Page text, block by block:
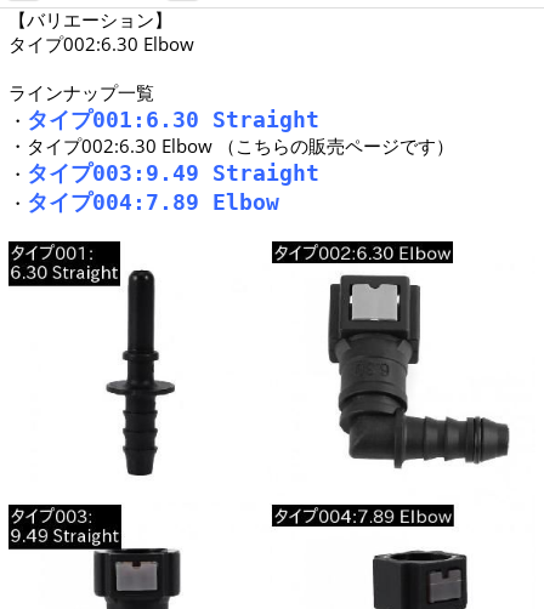
【バリエーション】
タイプ002:6.30 Elbow
ラインナップ一覧
・ タイプ001:6.30 Straight
・タイプ002:6.30 Elbow （こちらの販売ページです）
・ タイプ003:9.49 Straight
・ タイプ004:7.89 Elbow